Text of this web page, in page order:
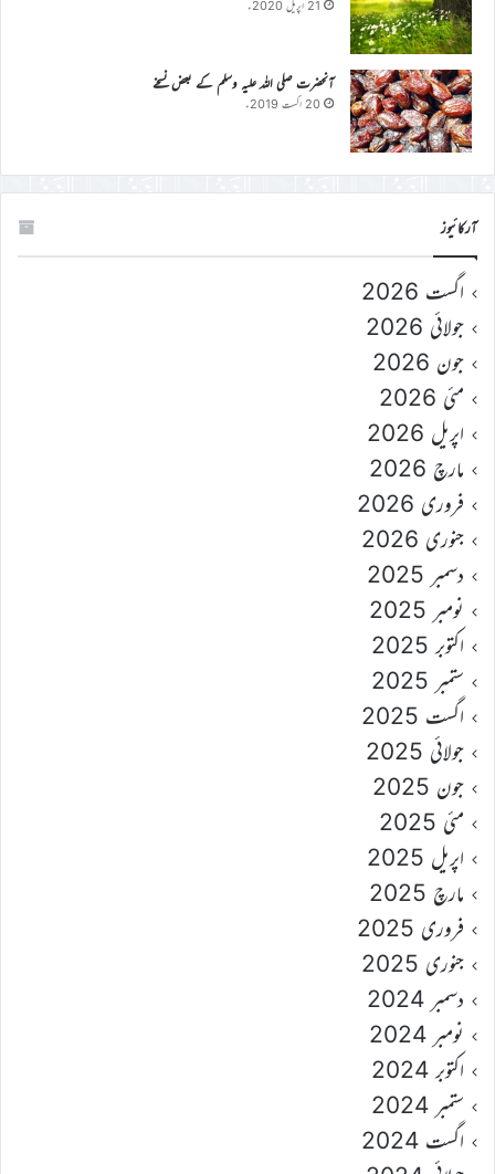
21 اپریل 2020ء
آنحضرت صلی اللہ علیہ وسلم کے بعض نسخے
20 اگست 2019ء
آرکائیوز
اگست 2026
جولائی 2026
جون 2026
مئی 2026
اپریل 2026
مارچ 2026
فروری 2026
جنوری 2026
دسمبر 2025
نومبر 2025
اکتوبر 2025
ستمبر 2025
اگست 2025
جولائی 2025
جون 2025
مئی 2025
اپریل 2025
مارچ 2025
فروری 2025
جنوری 2025
دسمبر 2024
نومبر 2024
اکتوبر 2024
ستمبر 2024
اگست 2024